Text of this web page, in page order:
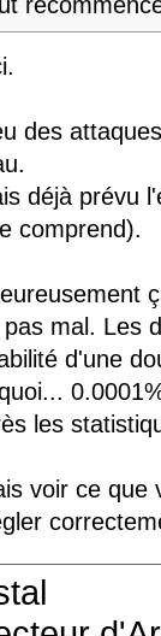
des
déjà prévu
comprend).
mal. Les
d'une
les
voir ce que